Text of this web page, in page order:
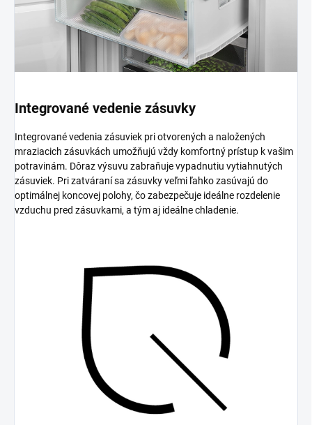
Integrované vedenie zásuvky
Integrované vedenia zásuviek pri otvorených a naložených
mraziacich zásuvkách umožňujú vždy komfortný prístup k vašim
potravinám. Dôraz výsuvu zabraňuje vypadnutiu vytiahnutých
zásuviek. Pri zatváraní sa zásuvky veľmi ľahko zasúvajú do
optimálnej koncovej polohy, čo zabezpečuje ideálne rozdelenie
vzduchu pred zásuvkami, a tým aj ideálne chladenie.